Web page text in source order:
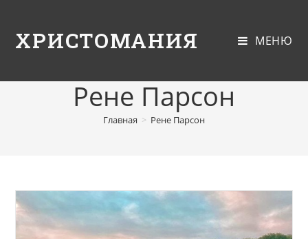
ХРИСТОМАНИЯ МЕНЮ
Рене Парсон
Главная > Рене Парсон